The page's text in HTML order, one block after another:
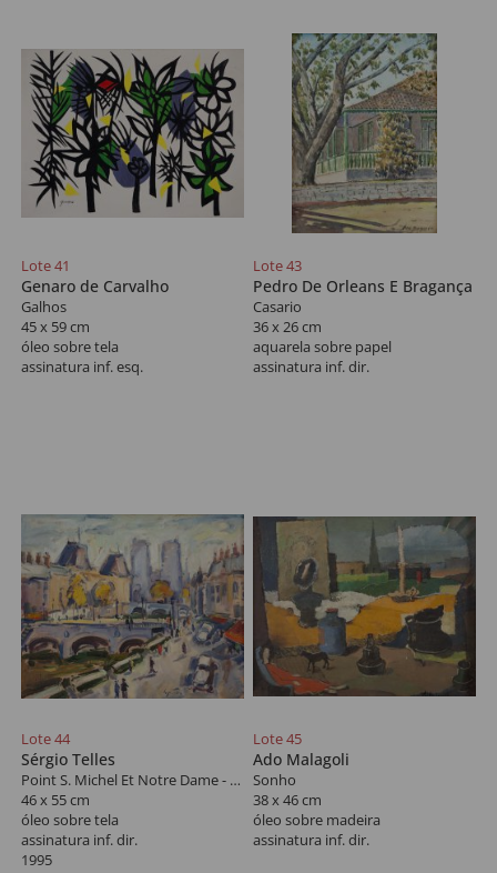
Lote 41
Genaro de Carvalho
Galhos
45 x 59 cm
óleo sobre tela
assinatura inf. esq.
Lote 43
Pedro De Orleans E Bragança
Casario
36 x 26 cm
aquarela sobre papel
assinatura inf. dir.
Lote 44
Sérgio Telles
Point S. Michel Et Notre Dame - Paris
46 x 55 cm
óleo sobre tela
assinatura inf. dir.
1995
Lote 45
Ado Malagoli
Sonho
38 x 46 cm
óleo sobre madeira
assinatura inf. dir.